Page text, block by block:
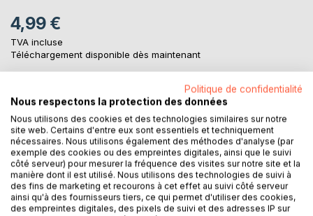
4,99 €
TVA incluse
Téléchargement disponible dès maintenant
AJOUTER AU PANIER
Ajouter à ma liste d'envies
Laisser un avis
Politique de confidentialité
Nous respectons la protection des données
Nous utilisons des cookies et des technologies similaires sur notre
site web. Certains d'entre eux sont essentiels et techniquement
nécessaires. Nous utilisons également des méthodes d'analyse (par
exemple des cookies ou des empreintes digitales, ainsi que le suivi
côté serveur) pour mesurer la fréquence des visites sur notre site et la
manière dont il est utilisé. Nous utilisons des technologies de suivi à
des fins de marketing et recourons à cet effet au suivi côté serveur
ainsi qu'à des fournisseurs tiers, ce qui permet d'utiliser des cookies,
des empreintes digitales, des pixels de suivi et des adresses IP sur